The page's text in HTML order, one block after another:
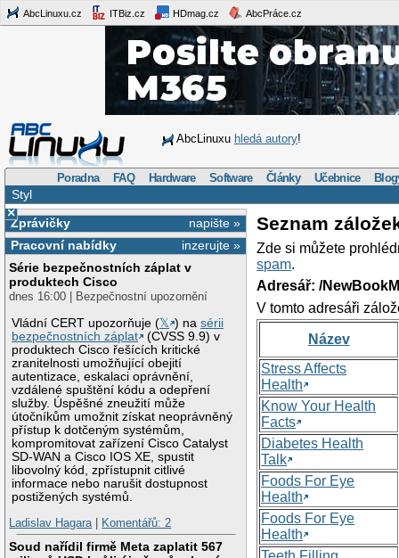
AbcLinuxu.cz ITBiz.cz HDmag.cz AbcPráce.cz
AbcLinuxu hledá autory!
Poradna FAQ Hardware Software Články Učebnice
Styl
×
napište »
Zprávičky
inzerujte »
Pracovní nabídky
Série bezpečnostních záplat v
produktech Cisco
dnes 16:00 | Bezpečnostní upozornění
Vládní CERT upozorňuje (𝕏 ) nasérii
bezpečnostních záplat
(CVSS 9.9) v
produktech Cisco řešících kritické
zranitelnosti umožňující obejití
autentizace, eskalaci oprávnění,
vzdálené spuštění kódu a odepření
služby. Úspěšné zneužití může
útočníkům umožnit získat neoprávněný
přístup k dotčeným systémům,
kompromitovat zařízení Cisco Catalyst
SD-WAN a Cisco IOS XE, spustit
libovolný kód, zpřístupnit citlivé
informace nebo narušit dostupnost
postižených systémů.
Ladislav Hagara| Komentářů: 2
Soud nařídil firmě Meta zaplatit 567
Seznam
Zde si můžete
spam.
Adresář: /
V tomto adresáři
Název
Stress Affects
Health
Know Your Health
Facts
Diabetes Health
Talk
Foods For Eye
Health
Foods For Eye
Health